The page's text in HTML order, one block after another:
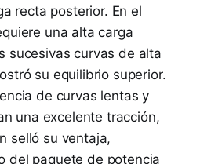
recta posterior. En el
una alta carga
sucesivas curvas de alta
su equilibrio superior.
de curvas lentas y
una excelente tracción,
selló su ventaja,
del paquete de potencia